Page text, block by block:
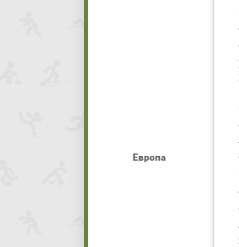
Европа